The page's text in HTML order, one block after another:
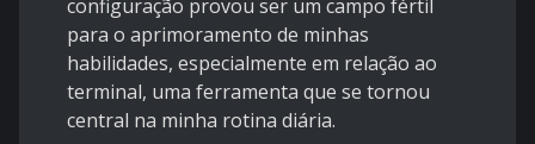
configuração provou ser um campo fértil
para o aprimoramento de minhas
habilidades, especialmente em relação ao
terminal, uma ferramenta que se tornou
central na minha rotina diária.